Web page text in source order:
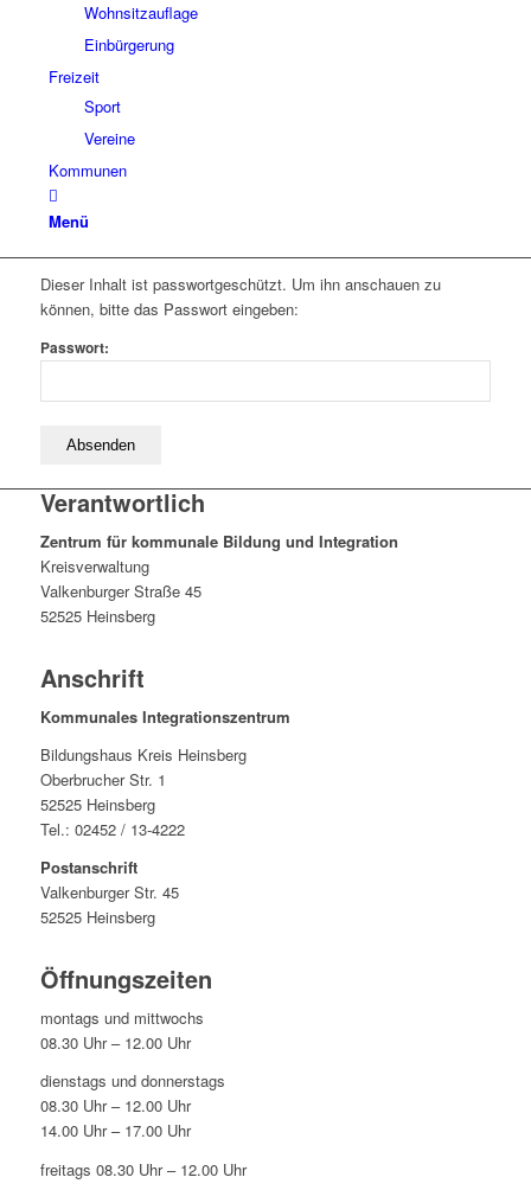
Wohnsitzauflage
Einbürgerung
Freizeit
Sport
Vereine
Kommunen
Menü
Dieser Inhalt ist passwortgeschützt. Um ihn anschauen zu
können, bitte das Passwort eingeben:
Passwort:
Verantwortlich
Zentrum für kommunale Bildung und Integration
Kreisverwaltung
Valkenburger Straße 45
52525 Heinsberg
Anschrift
Kommunales Integrationszentrum
Bildungshaus Kreis Heinsberg
Oberbrucher Str. 1
52525 Heinsberg
Tel.: 02452 / 13-4222
Postanschrift
Valkenburger Str. 45
52525 Heinsberg
Öffnungszeiten
montags und mittwochs
08.30 Uhr – 12.00 Uhr
dienstags und donnerstags
08.30 Uhr – 12.00 Uhr
14.00 Uhr – 17.00 Uhr
freitags 08.30 Uhr – 12.00 Uhr